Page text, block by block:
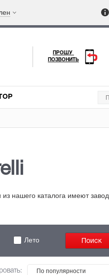
ПРОШУ
ПОЗВОНИТЬ
нашего каталога имеют
Лето
По популярности